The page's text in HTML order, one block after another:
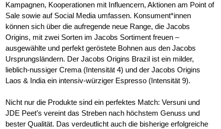
Kampagnen, Kooperationen mit Influencern, Aktionen am Point of
Sale sowie auf Social Media umfassen. Konsument*innen
können sich über die aufregende neue Range, die Jacobs
Origins, mit zwei Sorten im Jacobs Sortiment freuen –
ausgewählte und perfekt geröstete Bohnen aus den Jacobs
Ursprungsländern. Der Jacobs Origins Brazil ist ein milder,
lieblich-nussiger Crema (Intensität 4) und der Jacobs Origins
Laos & India ein intensiv-würziger Espresso (Intensität 9).
Nicht nur die Produkte sind ein perfektes Match: Versuni und
JDE Peet’s vereint das Streben nach höchstem Genuss und
bester Qualität. Das verdeutlicht auch die bisherige erfolgreiche